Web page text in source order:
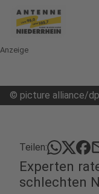
Anzeige
© picture alliance/
Teilen:
Experten
schlechten